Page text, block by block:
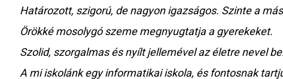
Határozott, szigorú, de nagyon igazságos. Szinte a
Örökké mosolygó szeme megnyugtatja a gyerekeket.
Szolid, szorgalmas és nyílt jellemével az életre nevel
A mi iskolánk egy informatikai iskola, és fontosnak